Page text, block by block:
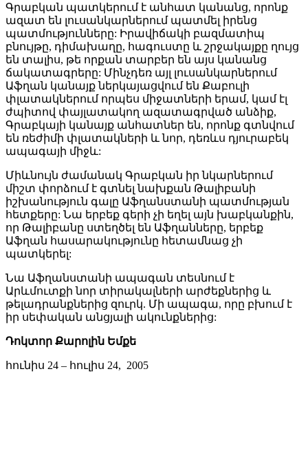
Գրաբկան պատկերում է անհատ կանանց, որոնք
ազատ են լուսանկարներում պատմել իրենց
պատմությունները: Իրավիճակի բազմատիպ
բնույթը, դիմախաղը, հագուստը և շրջակայքը ղույց
են տալիս, թե որքան տարբեր են այս կանանց
ճակատագրերը: Մինչդեռ այլ լուսանկարներում
Աֆղան կանայք ներկայացվում են Քաբուլի
փլատակներում որպես միջատների երամ, կամ էլ
ժպիտով փայլատակող ազատագրված անձիք,
Գրաբկայի կանայք անհատներ են, որոնք գտնվում
են ռեժիմի փլատակների և նոր, դեռևս դյուրաբեկ
ապագայի միջև:
Միևնույն ժամանակ Գրաբկան իր նկարներում
միշտ փորձում է գտնել նախքան Թալիբանի
իշխանություն գալը Աֆղանստանի պատմության
հետքերը: Նա երբեք գերի չի եղել այն խաբկանքին,
որ Թալիբանը ստեղծել են Աֆղանները, երբեք
Աֆղան հասարակությունը հետամնաց չի
պատկերել:
Նա Աֆղանստանի ապագան տեսնում է
Արևմուտքի նոր տիրակալների արժեքներից և
թելադրանքներից զուրկ. Մի ապագա, որը բխում է
իր սեփական անցյալի ակունքներից:
Դոկտոր Քարոլին Եմքե
հունիս 24 – հուլիս 24, 2005